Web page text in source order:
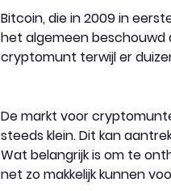
Bitcoin, die in 2009 in
het algemeen beschouwd
cryptomunt terwijl er
De markt voor
steeds klein. Dit kan
Wat belangrijk is om te
net zo makkelijk kunnen